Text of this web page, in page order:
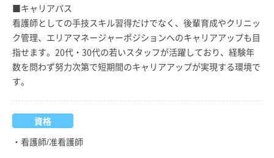
■キャリアパス
看護師としての手技スキル習得だけでなく、後輩育成やクリニッ
ク管理、エリアマネージャーポジションへのキャリアアップも目
指せます。20代・30代の若いスタッフが活躍しており、経験年
数を問わず努力次第で短期間のキャリアアップが実現する環境で
す。
資格
・看護師/准看護師